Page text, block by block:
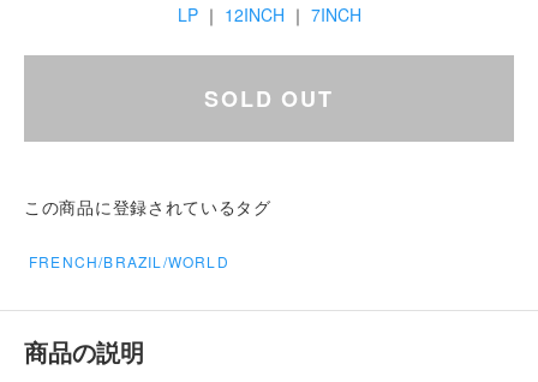
LP｜ 12INCH ｜ 7INCH
SOLD OUT
この商品に登録されているタグ
FRENCH/BRAZIL/WORLD
商品の説明